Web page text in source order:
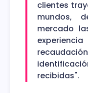
clientes
mundos,
mercado
recibidas".